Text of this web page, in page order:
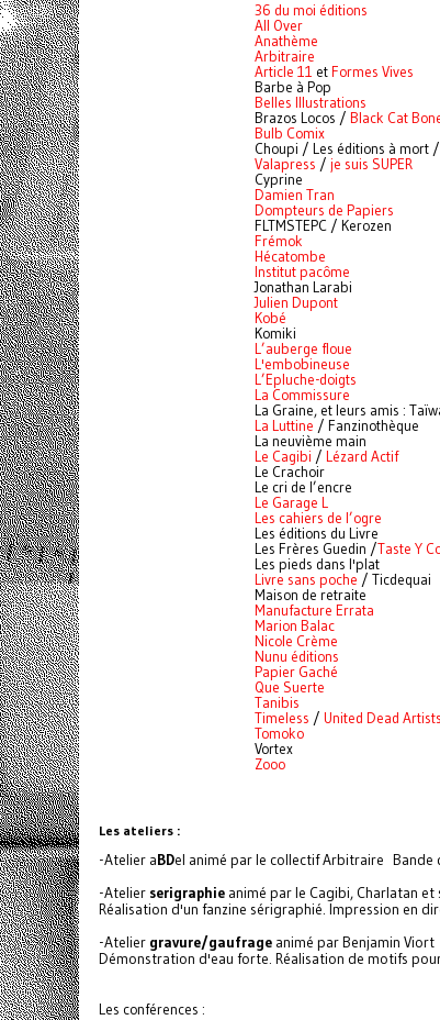
36 du moi éditions
All Over
Anathème
Arbitraire
Article 11 etFormes Vives
Barbe à Pop
Belles Illustrations
Brazos Locos / Black Cat
Bulb Comix
Choupi / Les éditions à mort /
Valapress / je suis SUPER
Cyprine
Damien Tran
Dompteurs de Papiers
FLTMSTEPC / Kerozen
Frémok
Hécatombe
Institut pacôme
Jonathan Larabi
Julien Dupont
Kobé
Komiki
L’auberge floue
L'embobineuse
L’Epluche-doigts
La Commissure
La Graine, et leurs amis :
La Luttine / Fanzinothèque
La neuvième main
Le Cagibi / Lézard Actif
Le Crachoir
Le cri de l’encre
Le Garage L
Les cahiers de l’ogre
Les éditions du Livre
Les Frères Guedin /Taste Y
Les pieds dans l'plat
Livre sans poche / Ticdequai
Maison de retraite
Manufacture Errata
Marion Balac
Nicole Crème
Nunu éditions
Papier Gaché
Que Suerte
Tanibis
Timeless / United Dead Artists
Tomoko
Vortex
Zooo
Les ateliers :
-Atelier aBDel animé par le collectif Arbitraire
-Atelier serigraphie animé par le Cagibi, Charlatan et
Réalisation d'un fanzine sérigraphié. Impression en
-Atelier gravure/gaufrage animé par Benjamin Viort
Démonstration d'eau forte. Réalisation de motifs
Les conférences :